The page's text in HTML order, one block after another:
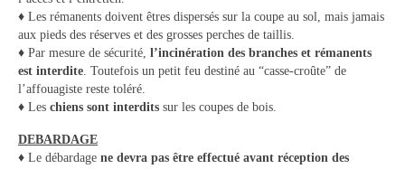
♦ Les rémanents doivent êtres dispersés sur la coupe au sol, mais jamais
aux pieds des réserves et des grosses perches de taillis.
♦ Par mesure de sécurité, l’incinération des branches et rémanents
est interdite. Toutefois un petit feu destiné au “casse-croûte” de
l’affouagiste reste toléré.
♦ Les chiens sont interdits sur les coupes de bois.
DEBARDAGE
♦ Le débardage ne devra pas être effectué avant réception des